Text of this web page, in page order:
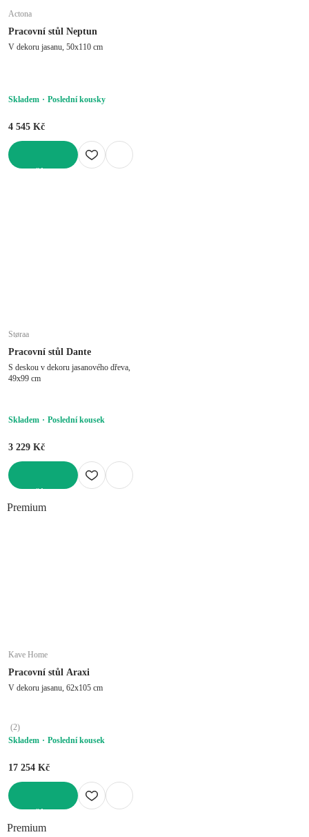
Actona
Pracovní stůl Neptun
V dekoru jasanu, 50x110 cm
Skladem Poslední kousky
4 545 Kč
Støraa
Pracovní stůl Dante
S deskou v dekoru jasanového dřeva,
49x99 cm
Skladem Poslední kousek
3 229 Kč
Premium
Kave Home
Pracovní stůl Araxi
V dekoru jasanu, 62x105 cm
(2)
Skladem
Poslední kousek
17 254 Kč
Premium